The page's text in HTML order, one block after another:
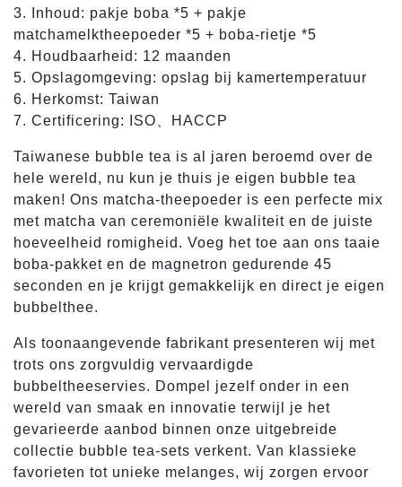
3. Inhoud: pakje boba *5 + pakje
matchamelktheepoeder *5 + boba-rietje *5
4. Houdbaarheid: 12 maanden
5. Opslagomgeving: opslag bij kamertemperatuur
6. Herkomst: Taiwan
7. Certificering: ISO、HACCP
Taiwanese bubble tea is al jaren beroemd over de
hele wereld, nu kun je thuis je eigen bubble tea
maken! Ons matcha-theepoeder is een perfecte mix
met matcha van ceremoniële kwaliteit en de juiste
hoeveelheid romigheid. Voeg het toe aan ons taaie
boba-pakket en de magnetron gedurende 45
seconden en je krijgt gemakkelijk en direct je eigen
bubbelthee.
Als toonaangevende fabrikant presenteren wij met
trots ons zorgvuldig vervaardigde
bubbeltheeservies. Dompel jezelf onder in een
wereld van smaak en innovatie terwijl je het
gevarieerde aanbod binnen onze uitgebreide
collectie bubble tea-sets verkent. Van klassieke
favorieten tot unieke melanges, wij zorgen ervoor